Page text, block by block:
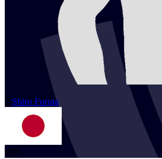
2 Shiro Furuta
JPN